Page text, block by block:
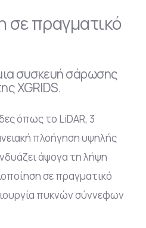
σε πραγματικό
συσκευή σάρωσης
XGRIDS.
όπως το LiDAR, 3
πλοήγηση υψηλής
άψογα τη λήψη
σε πραγματικό
πυκνών σύννεφων